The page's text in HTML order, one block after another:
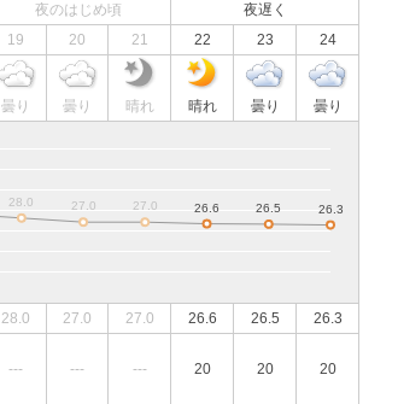
夜のはじめ頃
夜遅く
19 20 21 22 23 24
曇り 曇り 晴れ 晴れ 曇り 曇り
28.0 27.0 27.0 26.6 26.5 26.3
--- --- --- 20 20 20